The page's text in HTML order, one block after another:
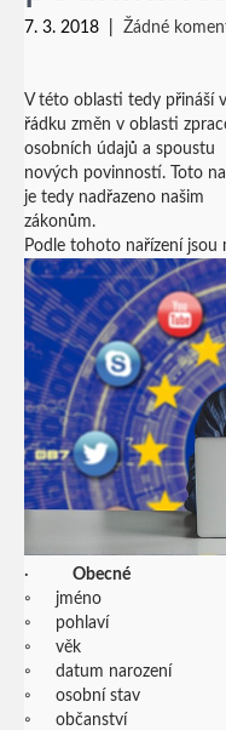
7. 3. 2018 Žádné
V této oblasti tedy přináší
řádku změn v oblasti
osobních údajů a spoustu
nových povinností. Toto
je tedy nadřazeno našim
zákonům.
Podle tohoto nařízení jsou
· Obecné
◦ jméno
◦ pohlaví
◦ věk
◦ datum narození
◦ osobní stav
◦ občanství